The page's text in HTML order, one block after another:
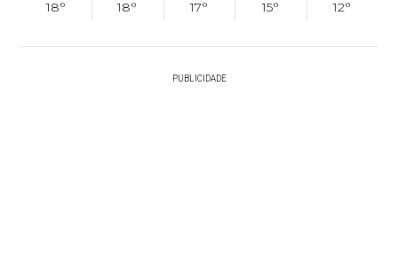
18° 18° 17° 15° 12°
PUBLICIDADE